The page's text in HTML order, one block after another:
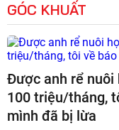
GÓC KHUẤT
Được anh rể nuôi
100 triệu/tháng,
mình đã bị lừa